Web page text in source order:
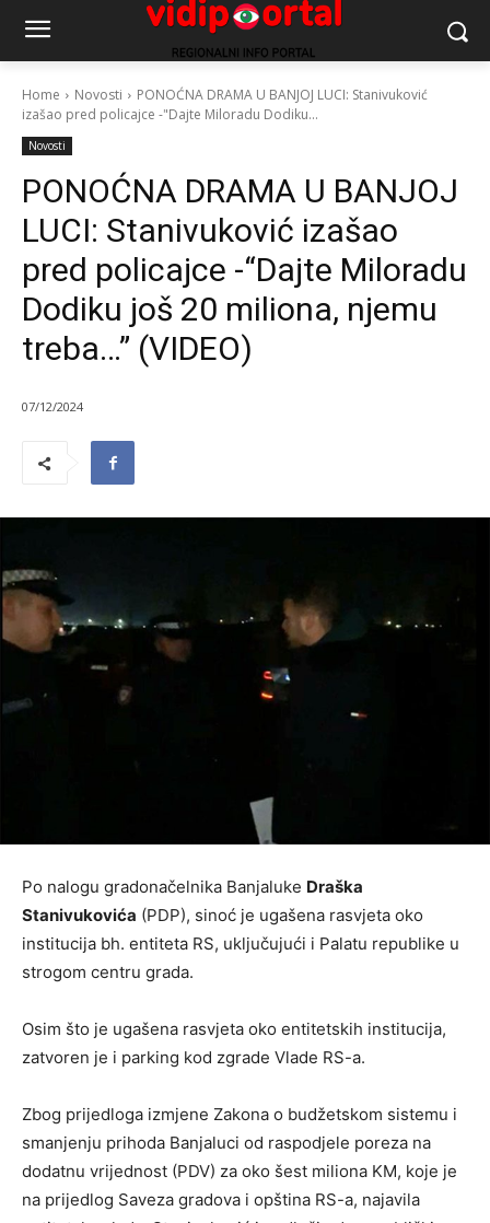
Home Novosti
PONOĆNA DRAMA U BANJOJ LUCI: Stanivuković
izašao pred policajce -"Dajte Miloradu Dodiku...
Novosti
PONOĆNA DRAMA U BANJOJ
LUCI: Stanivuković izašao
pred policajce -“Dajte Miloradu
Dodiku još 20 miliona, njemu
treba…” (VIDEO)
07/12/2024
Po nalogu gradonačelnika Banjaluke Draška
Stanivukovića (PDP), sinoć je ugašena rasvjeta oko
institucija bh. entiteta RS, uključujući i Palatu republike u
strogom centru grada.
Osim što je ugašena rasvjeta oko entitetskih institucija,
zatvoren je i parking kod zgrade Vlade RS-a.
Zbog prijedloga izmjene Zakona o budžetskom sistemu i
smanjenju prihoda Banjaluci od raspodjele poreza na
dodatnu vrijednost (PDV) za oko šest miliona KM, koje je
na prijedlog Saveza gradova i opština RS-a, najavila